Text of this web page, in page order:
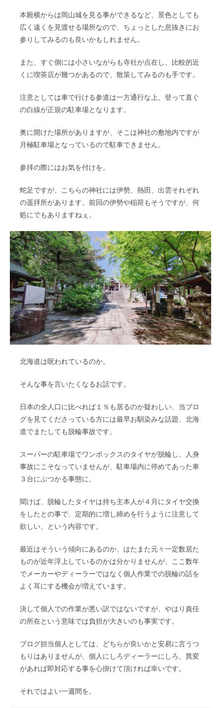
本殿横からは岡山城を見る事ができるなど、景色としても
広く遠くを見渡せる場所なので、ちょっとした息抜きにお
参りしてみるのも良いかもしれません。
また、すぐ側には小さいながらも寺社が点在し、比較的近
くに喫茶店が幾つかあるので、散策してみるのも手です。
注意としては車で行ける参道は一方通行な上、登って直ぐ
の白線が正規の駐車場となります。
奥に開けた場所がありますが、そこは神社の敷地内ですが
月極駐車場となっているので駐車できません。
参拝の際にはお気を付けを。
蛇足ですが、こちらの神社には伊勢、熱田、出雲それぞれ
の遥拝所があります。前回の伊勢や稲荷もそうですが、何
処にでもありますねぇ。
北海道は呪われているのか。
そんな事を言いたくなるお話です。
日本の全人口に比べれば１％も居るのか疑わしい、当ブロ
グを見てくださっている方には最早お馴染みな話題、北海
道でまたしても脱輪事故です。
スーパーの駐車場でワンボックスのタイヤが脱輪し、人身
事故にこそなっていませんが、駐車場内に停めてあった車
３台にぶつかる事態に。
聞けば、脱輪したタイヤは持ち主本人が４月にタイヤ交換
をしたとの事で、定期的に増し締めを行うように注意して
欲しい、という内容です。
最近はそういう傾向にあるのか、はたまた元々一定数居た
ものが近年浮上しているのかは分かりませんが、ここ数年
でメーカーやディーラーではなく個人作業での脱輪の話を
よく耳にする機会が増えています。
決して個人での作業が悪い訳ではないですが、やはり責任
の所在という意味では負担が大きいのも事実です。
ブログ担当個人としては、どちらが良いかと安易に言うつ
もりはありませんが、個人にしろディーラーにしろ、異変
があれば即対応する事を心掛けて頂ければ幸いです。
それではよい一週間を。